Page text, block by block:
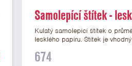
Samolepící štítek -
mm
Kulatý samolepicí štítek o
lesklého papíru. Štítek je
emblém o průměru 50 mm. Na
674